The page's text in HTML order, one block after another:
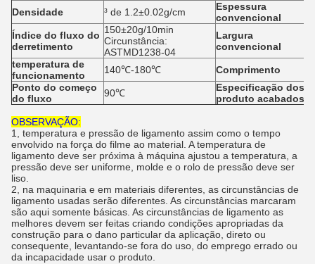
Densidade
³ de 1.2±0.02g/cm
Espessura
convencional
Índice do fluxo do
derretimento
150±20g/10min
Circunstância:
ASTMD1238-04
Largura
convencional
temperatura de
funcionamento
140℃-180℃ Comprimento
Ponto do começo
do fluxo
90℃
Especificação dos
produto acabados
OBSERVAÇÃO:
1, temperatura e pressão de ligamento assim como o tempo
envolvido na força do filme ao material. A temperatura de
ligamento deve ser próxima à máquina ajustou a temperatura, a
pressão deve ser uniforme, molde e o rolo de pressão deve ser
liso.
2, na maquinaria e em materiais diferentes, as circunstâncias de
ligamento usadas serão diferentes. As circunstâncias marcaram
são aqui somente básicas. As circunstâncias de ligamento as
melhores devem ser feitas criando condições apropriadas da
construção para o dano particular da aplicação, direto ou
consequente, levantando-se fora do uso, do emprego errado ou
da incapacidade usar o produto.